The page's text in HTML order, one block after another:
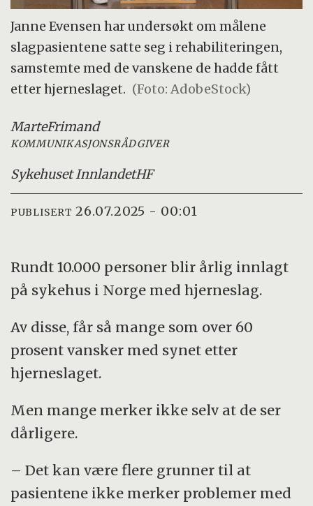
Janne Evensen har undersøkt om målene
slagpasientene satte seg i rehabiliteringen,
samstemte med de vanskene de hadde fått
etter hjerneslaget. (Foto: AdobeStock)
MarteFrimand
KOMMUNIKASJONSRÅDGIVER
Sykehuset InnlandetHF
PUBLISERT 26.07.2025 - 00:01
Rundt 10.000 personer blir årlig innlagt
på sykehus i Norge med hjerneslag.
Av disse, får så mange som over 60
prosent vansker med synet etter
hjerneslaget.
Men mange merker ikke selv at de ser
dårligere.
– Det kan være flere grunner til at
pasientene ikke merker problemer med